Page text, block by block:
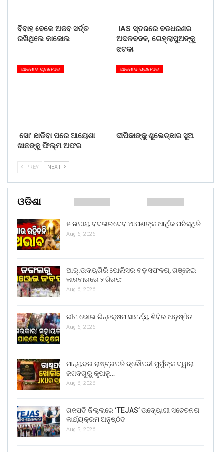
ବିବାହ ବେଳେ ଅଜବ ସର୍ତ୍ତ
ରଖିଥିଲେ କାଜୋଲ
IAS ସ୍ତରରେ ବଡଧରଣର
ଅଦଳବଦଳ, ଗେହ୍ଲାପୁଅଙ୍କୁ
ଝଟକା
ଆମୋଦ ପ୍ରମୋଦ
ସୋ’ ଛାଡିବା ପରେ ଆୟେଶା
ଖାନଙ୍କୁ ଫିଲ୍ମ ଅଫର
ଆମୋଦ ପ୍ରମୋଦ
ଦୀପିକାଙ୍କୁ ଶୁଭେଚ୍ଛାର ସୁଅ
PREV NEXT
ଓଡିଶା
୫ ଉପାୟ ବଦଳାଇଦେବ ଆପଣଙ୍କ ଆର୍ଥିକ ପରିସ୍ଥିତି
Aug 6, 2026
ଆର୍.ଉଦୟଗିରି ପୋଲିସର ବଡ଼ ସଫଳତା, ଗଞ୍ଜେଇ
କାରବାରରେ ୨ ଗିରଫ
Aug 6, 2026
ଭୀମ ଭୋଇ ଭିନ୍ନକ୍ଷମ ସାମର୍ଥ୍ୟ ଶିବିର ଅନୁଷ୍ଠିତ
Aug 6, 2026
ମାନ୍ୟବର ରାଷ୍ଟ୍ରପତି ଦ୍ରୌପଦୀ ମୁର୍ମୁଙ୍କ ଦ୍ୱାରା
ଜଗଦଗୁରୁ କୃପାଳୁ…
Aug 6, 2026
ଗଜପତି ଜିଲ୍ଲାରେ ‘TEJAS’ ଉଦ୍ୟୋଗୀ ସଚେତନତା
କାର୍ଯ୍ୟକ୍ରମ ଅନୁଷ୍ଠିତ
Aug 5, 2026